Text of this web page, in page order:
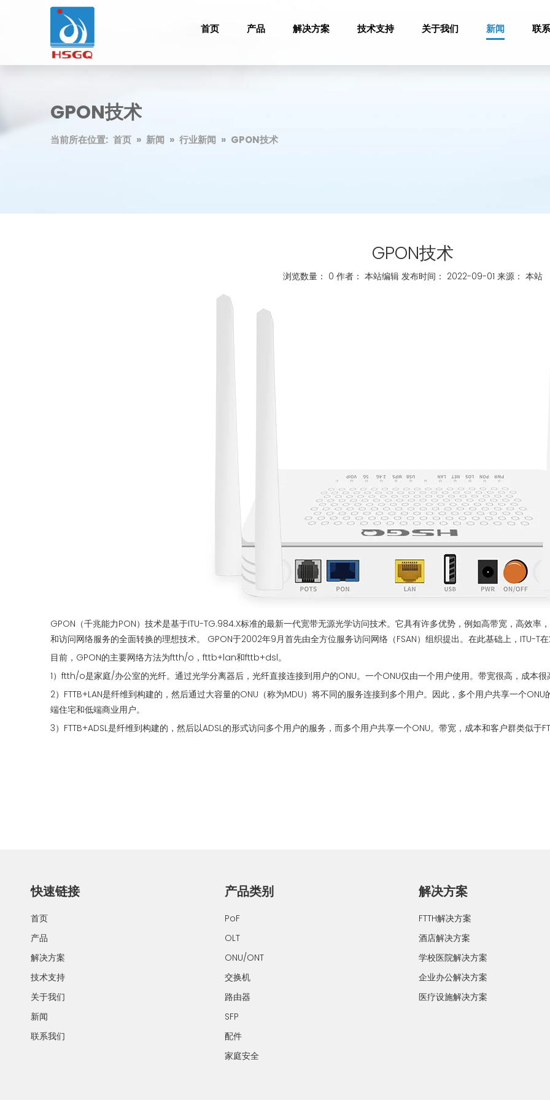
首页 产品 解决方案 技术支持 关于我们 新闻 联
GPON技术
当前所在位置: 首页 » 新闻 » 行业新闻 » GPON技术
GPON技术
浏览数量： 0 作者： 本站编辑 发布时间： 2022-09-01 来源： 本站
["whatsapp","linkedin","line","facebook"]
GPON（千兆能力PON）技术是基于ITU-TG.984.X标准的最新一代宽带无源光学访问技术。它具有许多优势，例如高带宽，高效率
和访问网络服务的全面转换的理想技术。 GPON于2002年9月首先由全方位服务访问网络（FSAN）组织提出。在此基础上，ITU-T
目前，GPON的主要网络方法为ftth/o，fttb+lan和fttb+dsl。
1）ftth/o是家庭/办公室的光纤。通过光学分离器后，光纤直接连接到用户的ONU。一个ONU仅由一个用户使用。带宽很高，成本
2）FTTB+LAN是纤维到构建的，然后通过大容量的ONU（称为MDU）将不同的服务连接到多个用户。因此，多个用户共享一个
端住宅和低端商业用户。
3）FTTB+ADSL是纤维到构建的，然后以ADSL的形式访问多个用户的服务，而多个用户共享一个ONU。带宽，成本和客户群类似于
快速链接
首页
产品
解决方案
技术支持
关于我们
新闻
联系我们
产品类别
PoF
OLT
ONU/ONT
交换机
路由器
SFP
配件
家庭安全
解决方案
FTTH解决方案
酒店解决方案
学校医院解决方案
企业办公解决方案
医疗设施解决方案